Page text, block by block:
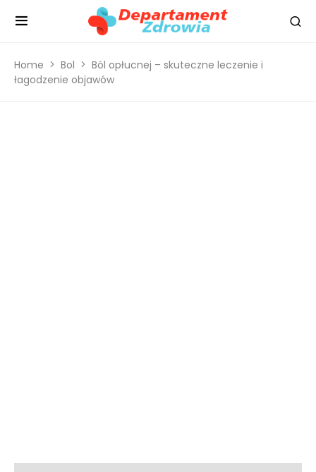
Home Bol
Ból opłucnej – skuteczne leczenie i
łagodzenie objawów